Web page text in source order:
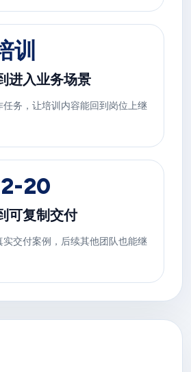
训
进入业务场景
务，让培训内容能回到岗位上继
20
可复制交付
交付案例，后续其他团队也能继